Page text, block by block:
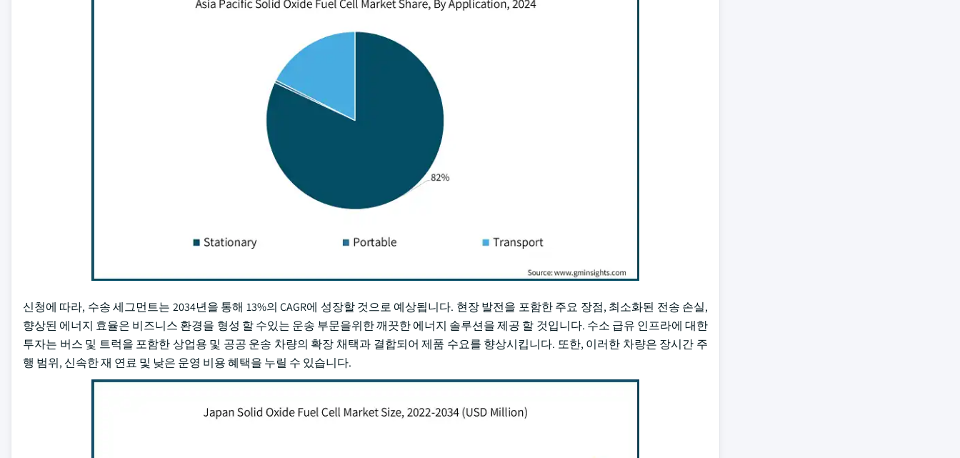
신청에 따라, 수송 세그먼트는 2034년을 통해 13%의 CAGR에 성장할 것으로 예상됩니다. 현장 발전을 포함한 주요 장점, 최소화된 전송 손실,
향상된 에너지 효율은 비즈니스 환경을 형성 할 수있는 운송 부문을위한 깨끗한 에너지 솔루션을 제공 할 것입니다. 수소 급유 인프라에 대한
투자는 버스 및 트럭을 포함한 상업용 및 공공 운송 차량의 확장 채택과 결합되어 제품 수요를 향상시킵니다. 또한, 이러한 차량은 장시간 주
행 범위, 신속한 재 연료 및 낮은 운영 비용 혜택을 누릴 수 있습니다.